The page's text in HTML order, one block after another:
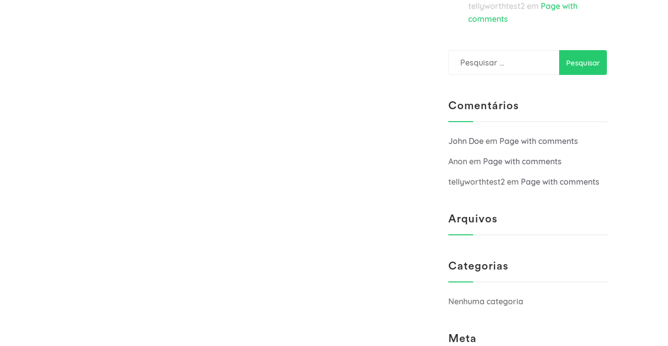
tellyworthtest2 em Page with
comments
por:
Comentários
John Doe em Page with comments
Anon em Page with comments
tellyworthtest2 em Page with comments
Arquivos
Categorias
Nenhuma categoria
Meta